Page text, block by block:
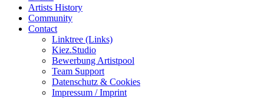
Artists History
Community
Contact
Linktree (Links)
Kiez.Studio
Bewerbung Artistpool
Team Support
Datenschutz & Cookies
Impressum / Imprint